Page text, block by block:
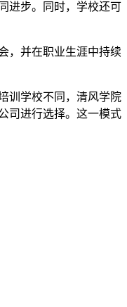
进步。同时，学校还可
，并在职业生涯中持续
训学校不同，清风学院
司进行选择。这一模式